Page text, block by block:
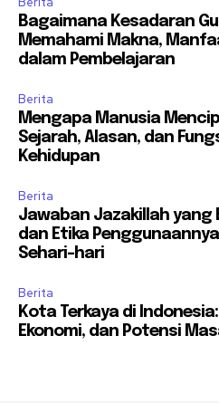
Bagaimana Kesadaran
Memahami Makna,
dalam Pembelajaran
Berita
Mengapa Manusia
Sejarah, Alasan, dan
Kehidupan
Berita
Jawaban Jazakillah yang
dan Etika
Sehari-hari
Berita
Kota Terkaya di
Ekonomi, dan Potensi